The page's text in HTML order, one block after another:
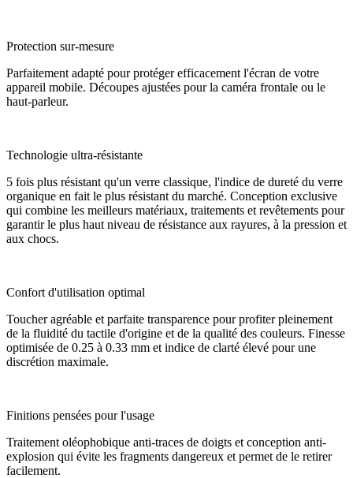
Protection sur-mesure
Parfaitement adapté pour protéger efficacement l'écran de votre
appareil mobile. Découpes ajustées pour la caméra frontale ou le
haut-parleur.
Technologie ultra-résistante
5 fois plus résistant qu'un verre classique, l'indice de dureté du verre
organique en fait le plus résistant du marché. Conception exclusive
qui combine les meilleurs matériaux, traitements et revêtements pour
garantir le plus haut niveau de résistance aux rayures, à la pression et
aux chocs.
Confort d'utilisation optimal
Toucher agréable et parfaite transparence pour profiter pleinement
de la fluidité du tactile d'origine et de la qualité des couleurs. Finesse
optimisée de 0.25 à 0.33 mm et indice de clarté élevé pour une
discrétion maximale.
Finitions pensées pour l'usage
Traitement oléophobique anti-traces de doigts et conception anti-
explosion qui évite les fragments dangereux et permet de le retirer
facilement.